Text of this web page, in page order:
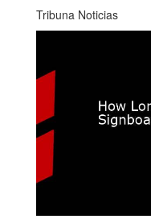
Tribuna Noticias